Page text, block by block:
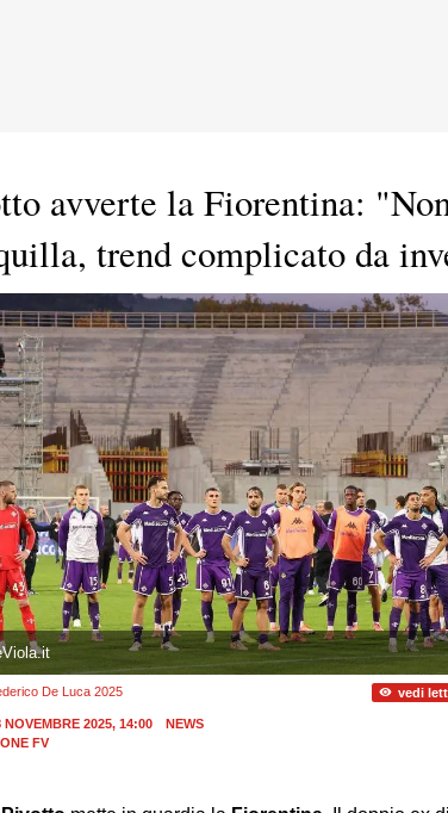
avverte la Fiorentina:
trend complicato da
De Luca 2025 vedi
NOVEMBRE 2025, 14:00
NEWS
FV